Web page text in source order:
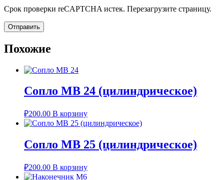
Срок проверки reCAPTCHA истек. Перезагрузите страницу.
Похожие
Сопло MB 24 (цилиндрическое)
₽200.00 В корзину
Сопло MB 25 (цилиндрическое)
₽200.00 В корзину